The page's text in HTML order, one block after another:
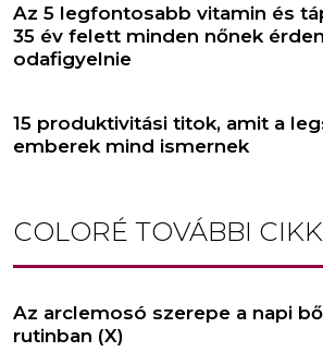
Az 5 legfontosabb vitamin és
35 év felett minden nőnek
odafigyelnie
15 produktivitási titok, amit a
emberek mind ismernek
COLORÉ TOVÁBBI
Az arclemosó szerepe a napi
rutinban (X)